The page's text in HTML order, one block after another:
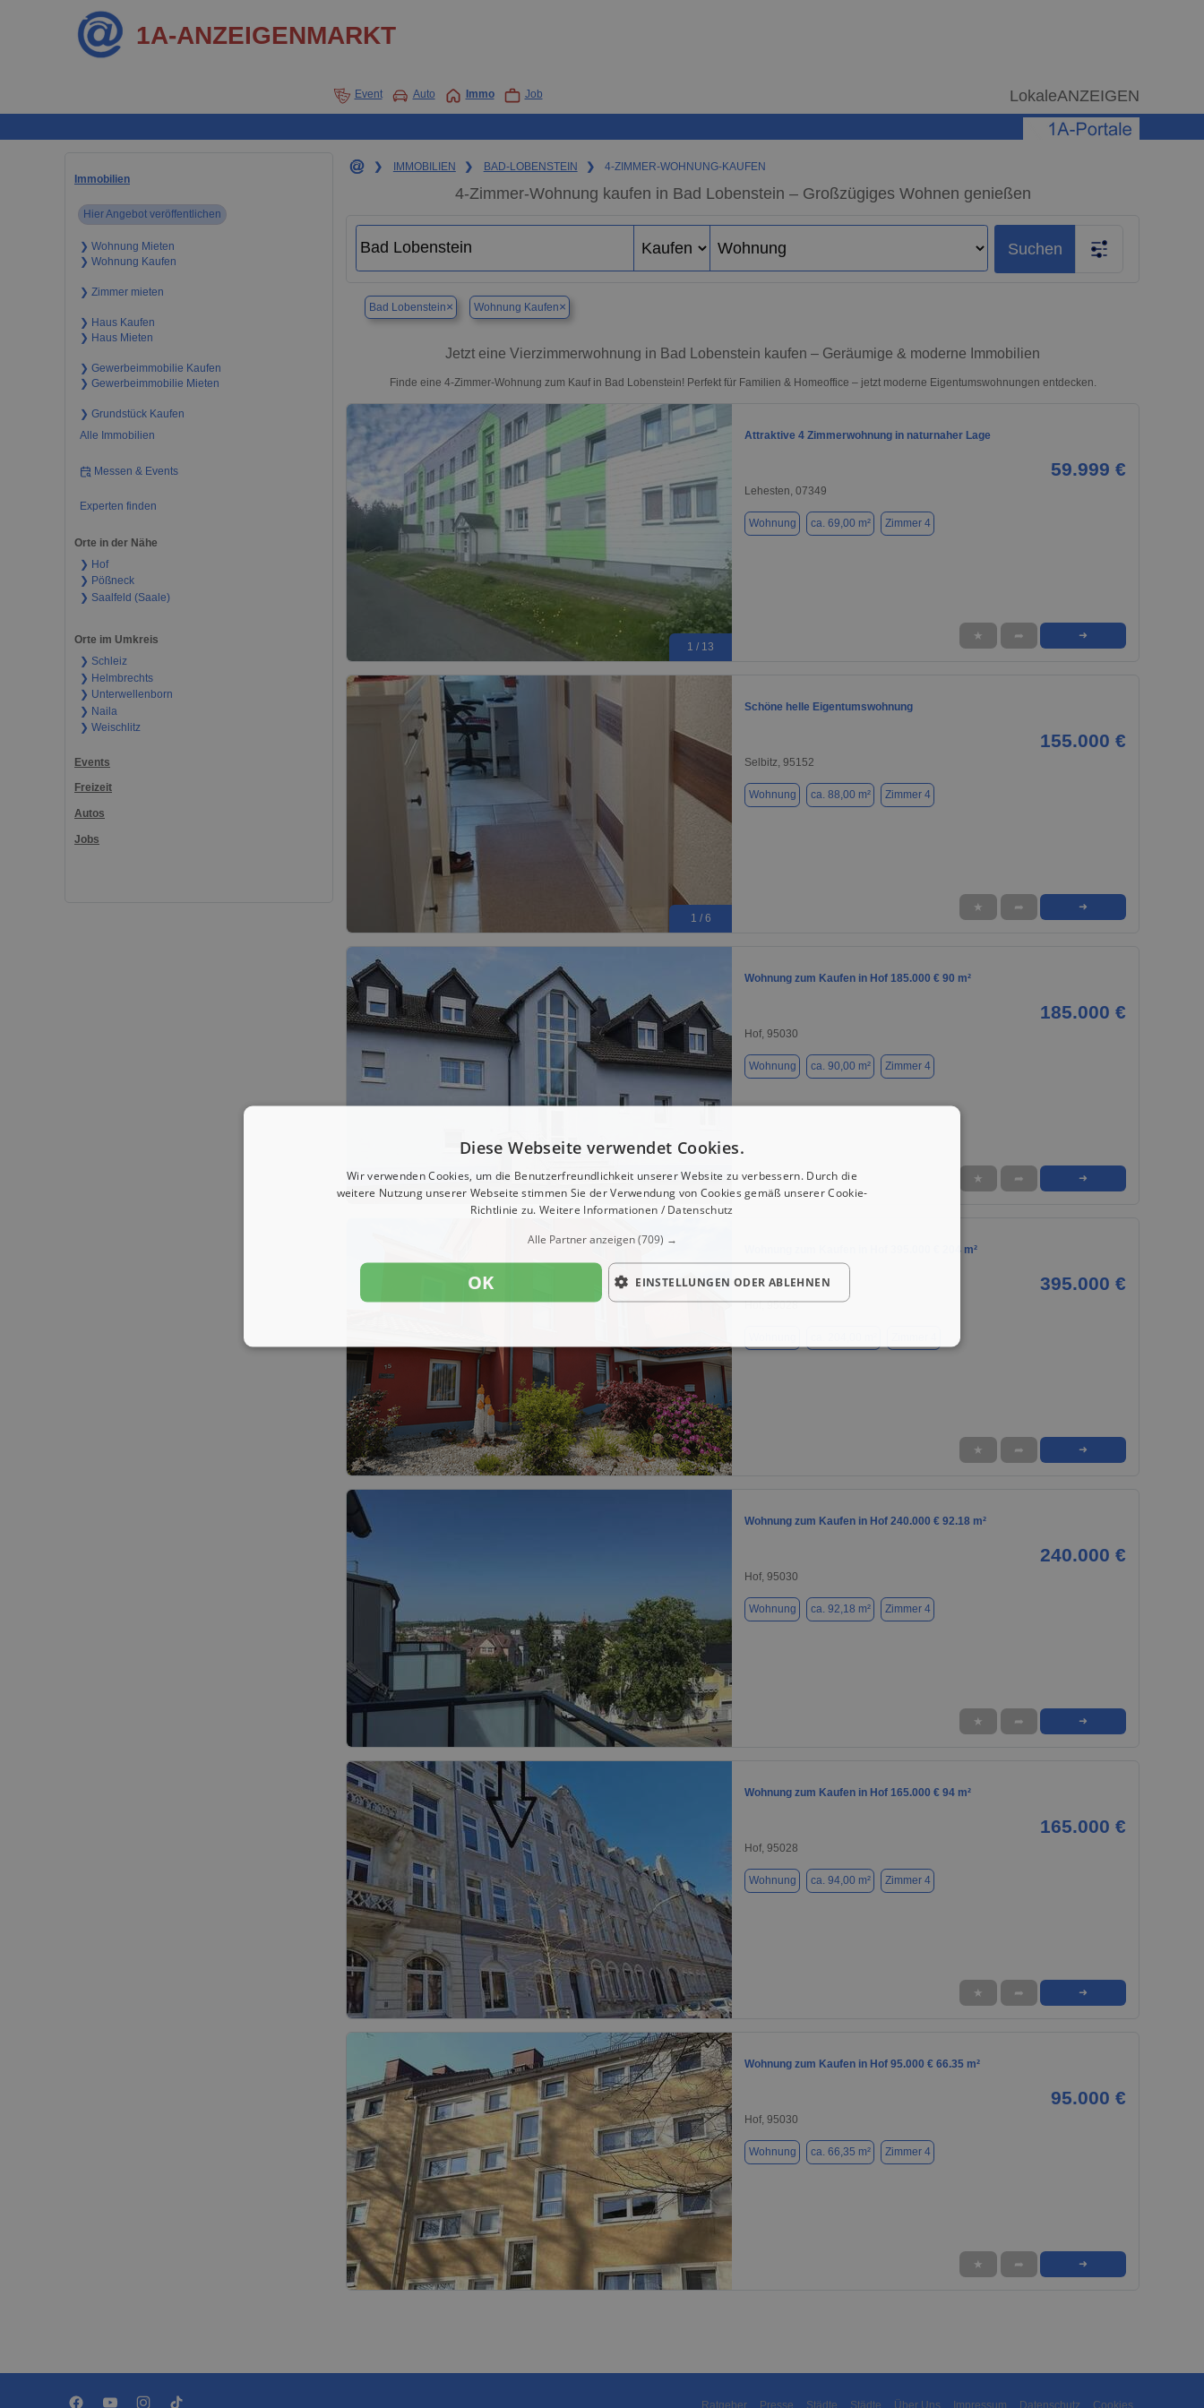
1A-ANZEIGENMARKT
Event Auto Immo Job LokaleANZEIGEN
Immobilien
Hier Angebot veröffentlichen
❯ Wohnung Mieten
❯ Wohnung Kaufen
❯ Zimmer mieten
❯ Haus Kaufen
❯ Haus Mieten
❯ Gewerbeimmobilie Kaufen
❯ Gewerbeimmobilie Mieten
❯ Grundstück Kaufen
Alle Immobilien
Messen & Events
Experten finden
Orte in der Nähe
❯ Hof
❯ Pößneck
❯ Saalfeld (Saale)
Orte im Umkreis
❯ Schleiz
❯ Helmbrechts
❯ Unterwellenborn
❯ Naila
❯ Weischlitz
Events
Freizeit
Autos
Jobs
❯ IMMOBILIEN ❯ BAD-LOBENSTEIN ❯ 4-ZIMMER-WOHNUNG-KAUFEN
4-Zimmer-Wohnung kaufen in Bad Lobenstein – Großzügiges Wohnen genießen
Suchen
Bad Lobenstein× Wohnung Kaufen×
Jetzt eine Vierzimmerwohnung in Bad Lobenstein kaufen – Geräumige & moderne Immobilien
Finde eine 4-Zimmer-Wohnung zum Kauf in Bad Lobenstein! Perfekt für Familien & Homeoffice – jetzt moderne Eigentumswohnungen entdecken.
1 / 13
Attraktive 4 Zimmerwohnung in naturnaher Lage
59.999 €
Lehesten, 07349
Wohnung ca. 69,00 m² Zimmer 4
★ ➦ ➜
1 / 6
Schöne helle Eigentumswohnung
155.000 €
Selbitz, 95152
Wohnung ca. 88,00 m² Zimmer 4
★ ➦ ➜
1 / 1
Wohnung zum Kaufen in Hof 185.000 € 90 m²
185.000 €
Hof, 95030
Wohnung ca. 90,00 m² Zimmer 4
★ ➦ ➜
1 / 1
Wohnung zum Kaufen in Hof 395.000 € 204 m²
395.000 €
Hof, 95028
★ ➦ ➜
Wohnung zum Kaufen in Hof 240.000 € 92.18 m²
240.000 €
Hof, 95030
Wohnung ca. 92,18 m² Zimmer 4
★ ➦ ➜
1 / 1
Wohnung zum Kaufen in Hof 165.000 € 94 m²
165.000 €
Hof, 95028
Wohnung ca. 94,00 m² Zimmer 4
★ ➦ ➜
1 / 1
Wohnung zum Kaufen in Hof 95.000 € 66.35 m²
95.000 €
Hof, 95030
Wohnung ca. 66,35 m² Zimmer 4
★ ➦ ➜
Ratgeber Presse Städte Städte Über Uns Impressum Datenschutz Cookies
Diese Webseite verwendet Cookies.
Wir verwenden Cookies, um die Benutzerfreundlichkeit unserer Website zu verbessern. Durch die
weitere Nutzung unserer Webseite stimmen Sie der Verwendung von Cookies gemäß unserer Cookie-
Richtlinie zu. Weitere Informationen / Datenschutz
Alle Partner anzeigen(709) →
OK EINSTELLUNGEN ODER ABLEHNEN